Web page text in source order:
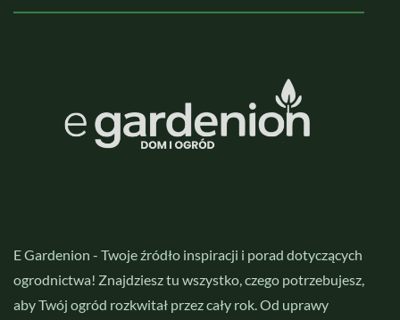
E Gardenion - Twoje źródło inspiracji i porad dotyczących
ogrodnictwa! Znajdziesz tu wszystko, czego potrzebujesz,
aby Twój ogród rozkwitał przez cały rok. Od uprawy